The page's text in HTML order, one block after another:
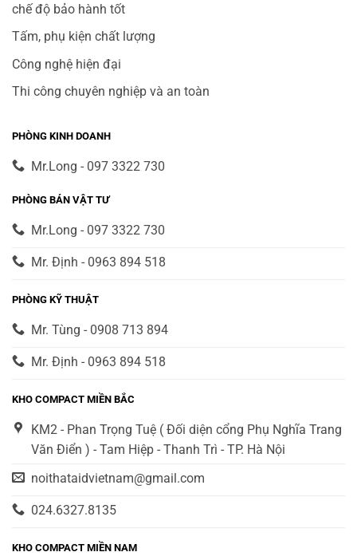
chế độ bảo hành tốt
Tấm, phụ kiện chất lượng
Công nghệ hiện đại
Thi công chuyên nghiệp và an toàn
PHÒNG KINH DOANH
Mr.Long - 097 3322 730
PHÒNG BÁN VẬT TƯ
Mr.Long - 097 3322 730
Mr. Định - 0963 894 518
PHÒNG KỸ THUẬT
Mr. Tùng - 0908 713 894
Mr. Định - 0963 894 518
KHO COMPACT MIỀN BẮC
KM2 - Phan Trọng Tuệ ( Đối diện cổng Phụ Nghĩa Trang
Văn Điển ) - Tam Hiệp - Thanh Trì - TP. Hà Nội
noithataidvietnam@gmail.com
024.6327.8135
KHO COMPACT MIỀN NAM